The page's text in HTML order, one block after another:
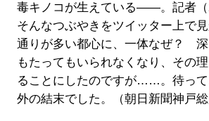
毒キノコが生えている――。記者（
そんなつぶやきをツイッター上で
通りが多い都心に、一体なぜ？ 深
もたってもいられなくなり、その
ることにしたのですが……。待っ
外の結末でした。（朝日新聞神戸総